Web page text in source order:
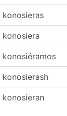
konosieras
konosiera
konosiéramos
konosierash
konosieran